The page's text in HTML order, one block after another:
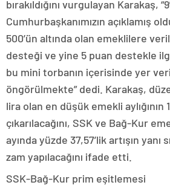
bırakıldığını vurgulayan Karakaş,
Cumhurbaşkanımızın açıklamış
500’ün altında olan emeklilere
desteği ve yine 5 puan destekle
bu mini torbanın içerisinde yer
öngörülmekte” dedi. Karakaş,
lira olan en düşük emekli aylığının
çıkarılacağını, SSK ve Bağ-Kur
ayında yüzde 37,57’lik artışın yanı
zam yapılacağını ifade etti.
SSK-Bağ-Kur prim eşitlemesi